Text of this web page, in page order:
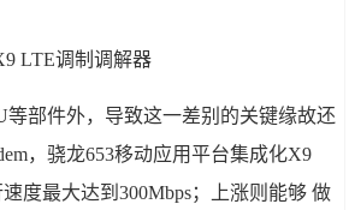
LTE调制调解器
等部件外，导致这一差别的关键缘故还
，骁龙653移动应用平台集成化X9
度最大达到300Mbps；上涨则能够 做